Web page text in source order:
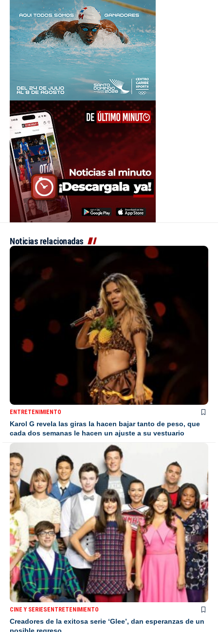
Noticias relacionadas
ENTRETENIMIENTO
Karol G revela las giras la hacen bajar tanto de peso, que
cada dos semanas le hacen un ajuste a su vestuario
CINE Y SERIESENTRETENIMIENTO
Creadores de la exitosa serie ‘Glee’, dan esperanzas de un